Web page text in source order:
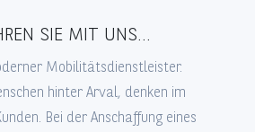
SIE MIT UNS...
Mobilitätsdienstleister.
hinter Arval, denken im
Bei der Anschaffung eines